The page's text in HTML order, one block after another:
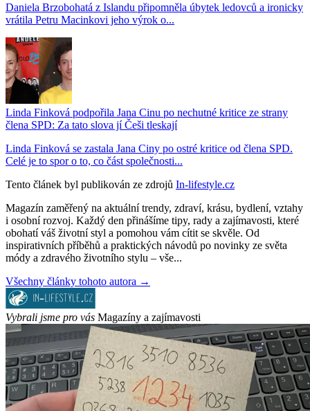
Daniela Brzobohatá z Islandu připomněla úbytek ledovců a ironicky
vrátila Petru Macinkovi jeho výrok o...
Linda Finková podpořila Jana Cinu po nechutné kritice ze strany
člena SPD: Za tato slova jí Češi tleskají
Linda Finková se zastala Jana Ciny po ostré kritice od člena SPD.
Celé je to spor o to, co část společnosti...
Tento článek byl publikován ze zdrojů In-lifestyle.cz
Magazín zaměřený na aktuální trendy, zdraví, krásu, bydlení, vztahy
i osobní rozvoj. Každý den přinášíme tipy, rady a zajímavosti, které
obohatí váš životní styl a pomohou vám cítit se skvěle. Od
inspirativních příběhů a praktických návodů po novinky ze světa
módy a zdravého životního stylu – vše...
Všechny články tohoto autora →
Vybrali jsme pro vás Magazíny a zajímavosti